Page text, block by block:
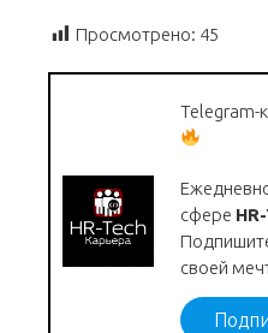
Просмотрено: 45
Telegram-
сфере
своей